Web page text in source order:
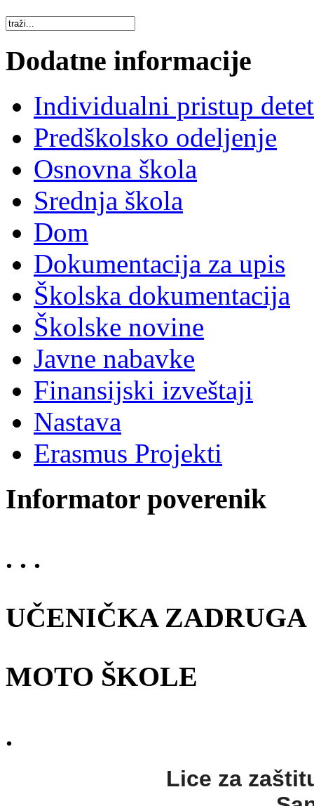
Dodatne informacije
Individualni pristup
Predškolsko odeljenje
Osnovna škola
Srednja škola
Dom
Dokumentacija za upis
Školska dokumentacija
Školske novine
Javne nabavke
Finansijski izveštaji
Nastava
Erasmus Projekti
Informator poverenik
. . .
UČENIČKA ZADRUGA
MOTO ŠKOLE
.
Lice za